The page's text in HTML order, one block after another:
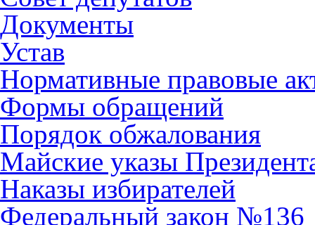
Документы
Устав
Нормативные правовые
Формы обращений
Порядок обжалования
Майские указы
Наказы избирателей
Федеральный закон №136